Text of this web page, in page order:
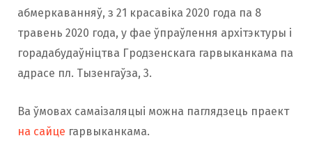
абмеркаванняў, з 21 красавіка 2020 года па 8
травень 2020 года, у фае ўпраўлення архітэктуры і
горадабудаўніцтва Гродзенскага гарвыканкама па
адрасе пл. Тызенгаўза, 3.
Ва ўмовах самаізаляцыі можна паглядзець праект
на сайце гарвыканкама.